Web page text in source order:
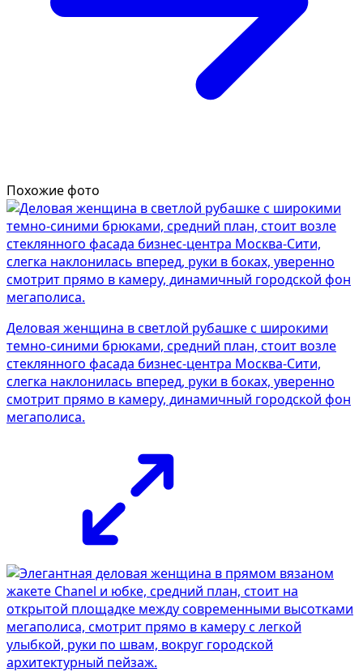
Похожие фото
Деловая женщина в светлой рубашке с широкими
темно-синими брюками, средний план, стоит возле
стеклянного фасада бизнес-центра Москва-Сити,
слегка наклонилась вперед, руки в боках, уверенно
смотрит прямо в камеру, динамичный городской фон
мегаполиса.